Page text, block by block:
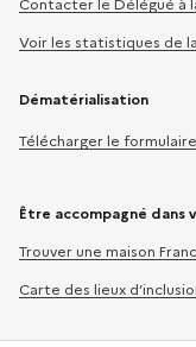
Contacter le Délégué à
Voir les statistiques de
Dématérialisation
Télécharger le formulaire
Être accompagné dans
Trouver une maison
Carte des lieux